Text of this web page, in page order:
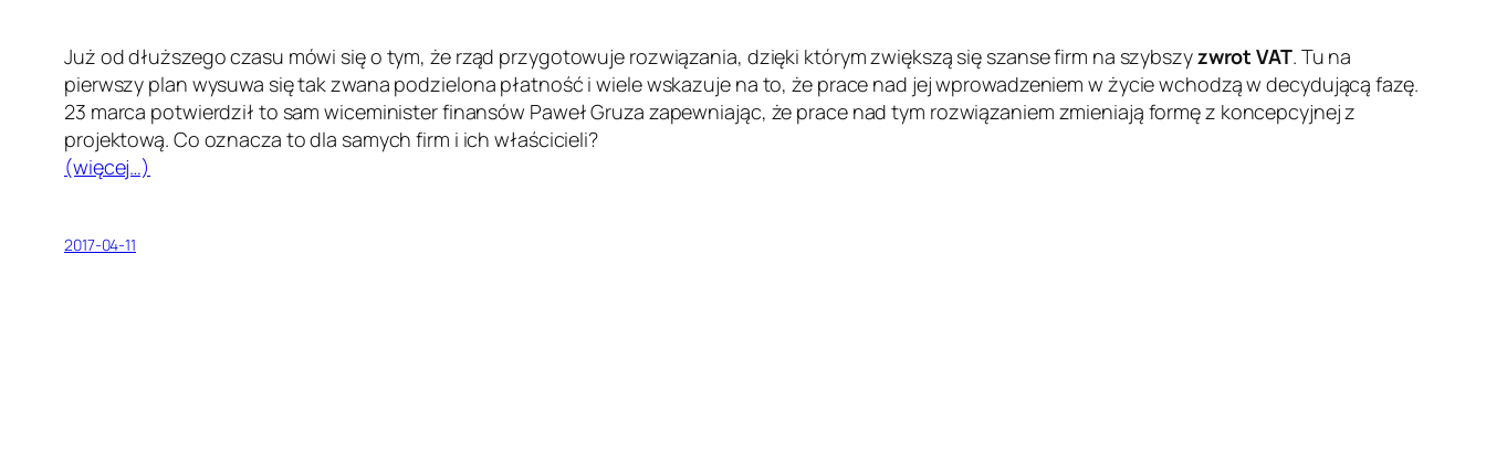
Już od dłuższego czasu mówi się o tym, że rząd przygotowuje rozwiązania, dzięki którym zwiększą się szanse firm na szybszyzwrot VAT. Tu na
pierwszy plan wysuwa się tak zwana podzielona płatność i wiele wskazuje na to, że prace nad jej wprowadzeniem w życie wchodzą w decydującą fazę.
23 marca potwierdził to sam wiceminister finansów Paweł Gruza zapewniając, że prace nad tym rozwiązaniem zmieniają formę z koncepcyjnej z
projektową. Co oznacza to dla samych firm i ich właścicieli?
(więcej…)
2017-04-11